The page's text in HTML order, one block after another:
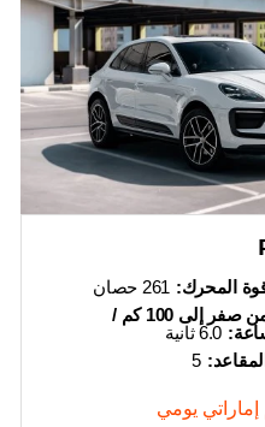
المحرك: 261 حصان
من صفر إلى 100 كم /
6.0 ثانية
المقاعد: 5
يومي